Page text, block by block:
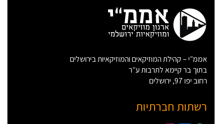
אממ”י – קהילת המוזיקאים והמוזיקאיות בירושלים
בתוך בר קיימא לתרבות ע”ר
רחוב יפו 97, ירושלים
רשתות חברתיות